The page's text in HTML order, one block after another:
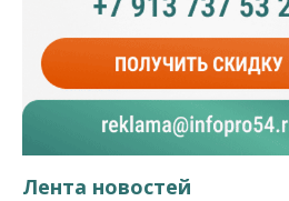
Лента новостей